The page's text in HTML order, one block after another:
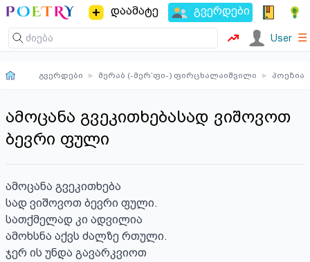
დაამატე გვერდები
User ☰
გვერდები ▸ მერაბ (-მერ’ფი-) ფირცხალაიშვილი ▸ პოეზია
ამოცანა გვეკითხებასად ვიშოვოთ
ბევრი ფული
ამოცანა გვეკითხება
სად ვიშოვოთ ბევრი ფული.
სათქმელად კი ადვილია
ამოხსნა აქვს ძალზე რთული.
ჯერ ის უნდა გავარკვიოთ